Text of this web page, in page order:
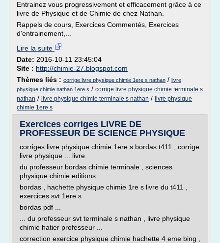
Entrainez vous progressivement et efficacement grâce à ce
livre de Physique et de Chimie de chez Nathan.
Rappels de cours, Exercices Commentés, Exercices
d'entrainement,...
Lire la suite
Date: 2016-10-11 23:45:04
Site : http://chimie-27.blogspot.com
Thèmes liés : corrige livre physique chimie 1ere s nathan / livre
physique chimie nathan 1ere s / corrige livre physique chimie terminale s
nathan / livre physique chimie terminale s nathan / livre physique
chimie 1ere s
Exercices corriges LIVRE DE
PROFESSEUR DE SCIENCE PHYSIQUE
corriges livre physique chimie 1ere s bordas t411 , corrige
livre physique ... livre
du professeur bordas chimie terminale , sciences
physique chimie editions
bordas , hachette physique chimie 1re s livre du t411 ,
exercices svt 1ere s
bordas pdf ...
... du professeur svt terminale s nathan , livre physique
chimie hatier professeur ...
correction exercice physique chimie hachette 4 eme bing ,